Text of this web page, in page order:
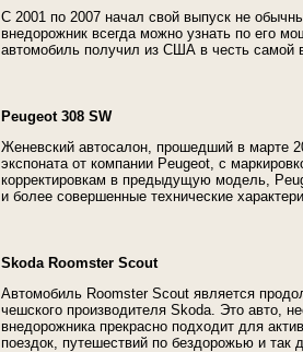
С 2001 по 2007 начал свой выпуск не
внедорожник всегда можно узнать по его
автомобиль получил из США в честь самой
Peugeot 308 SW
Женевский автосалон, прошедший в марте
экспоната от компании Peugeot, с
корректировкам в предыдущую модель,
и более совершенные технические
Skoda Roomster Scout
Автомобиль Roomster Scout является
чешского производителя Skoda. Это авто,
внедорожника прекрасно подходит для
поездок, путешествий по бездорожью и так